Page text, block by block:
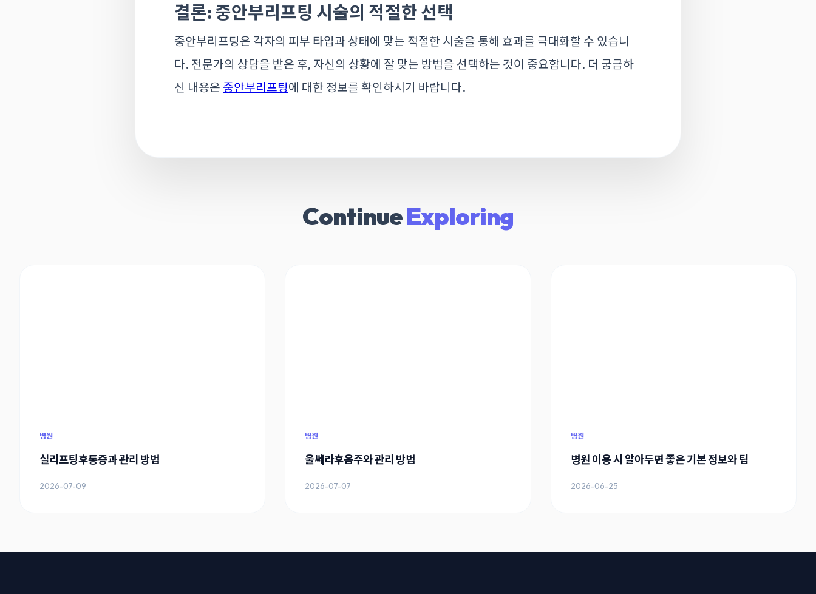
결론: 중안부리프팅 시술의 적절한 선택
중안부리프팅은 각자의 피부 타입과 상태에 맞는 적절한 시술을 통해 효과를 극대화할 수 있습니
다. 전문가의 상담을 받은 후, 자신의 상황에 잘 맞는 방법을 선택하는 것이 중요합니다. 더 궁금하
신 내용은 중안부리프팅에 대한 정보를 확인하시기 바랍니다.
ContinueExploring
병원
실리프팅후통증과 관리 방법
2026-07-09
병원
울쎄라후음주와 관리 방법
2026-07-07
병원
병원 이용 시 알아두면 좋은 기본 정보와 팁
2026-06-25